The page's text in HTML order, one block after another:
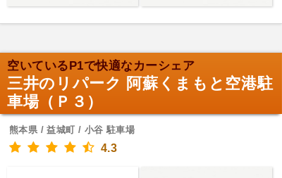
空いているP1で快適なカーシェア
三井のリパーク 阿蘇くまもと空港駐
車場（Ｐ３）
熊本県 / 益城町 / 小谷 駐車場
4.3